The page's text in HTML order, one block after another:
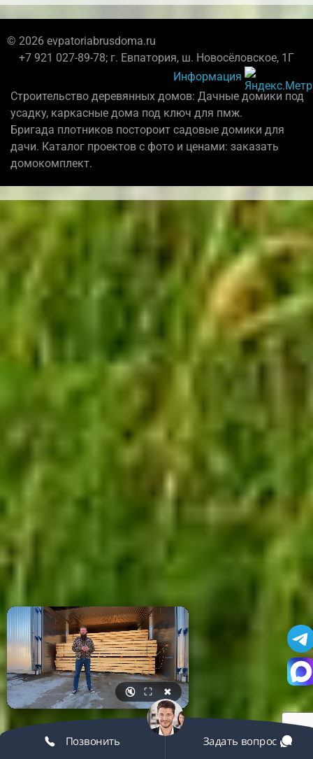
© 2026 evpatoriabrusdoma.ru
+7 921 027-89-78; г. Евпатория, ш. Новосёловское, 1Г
Информация
Строительство деревянных домов: Дачные домики под
усадку, каркасные дома под ключ для пмж.
Бригада плотников постороит садовые домики для
дачи. Каталог проектов с фото и ценами: заказать
домокомплект.
🔇 ⛶ ✖
Позвонить Задать вопрос